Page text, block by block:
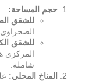
حجم المساحة:
للشقق
الصحراوي
للشقق
المركزي
شاملة.
المناخ المحلي: